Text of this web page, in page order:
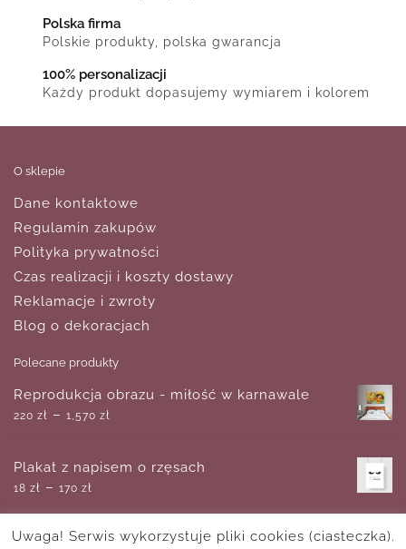
Polska firma
Polskie produkty, polska gwarancja
100% personalizacji
Każdy produkt dopasujemy wymiarem i kolorem
O sklepie
Dane kontaktowe
Regulamin zakupów
Polityka prywatności
Czas realizacji i koszty dostawy
Reklamacje i zwroty
Blog o dekoracjach
Polecane produkty
Reprodukcja obrazu - miłość w karnawale
220 zł – 1,570 zł
Plakat z napisem o rzęsach
18 zł – 170 zł
Plakat samolot dwusilnikowy rok produkcji
Uwaga! Serwis wykorzystuje pliki cookies (ciasteczka).